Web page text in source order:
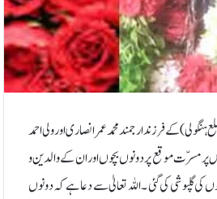
کروندہ ضلع ہنگولی) کے فرزند ارجمند محمد عمر انصاری اور ولی احمد
اس پر مسرّت موقع پر دونوں بچوں اور ان کے والدین و
گلپوشی کی گئی ۔ اللہ تعالیٰ سے دعا ہے کہ دونوں